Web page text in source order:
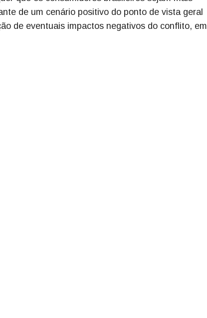
de um cenário positivo do ponto de vista geral
de eventuais impactos negativos do conflito, em